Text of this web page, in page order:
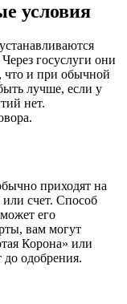
условия
госуслуги они
что и при обычной
лучше, если у
нет.
приходят на
счет. Способ
его
вам могут
Корона» или
одобрения.